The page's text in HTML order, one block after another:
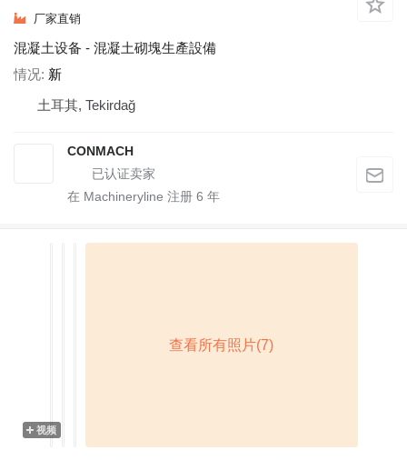
厂家直销
混凝土设备 - 混凝土砌塊生產設備
情况 新
土耳其, Tekirdağ
CONMACH
在 Machineryline 注册 6 年
视频